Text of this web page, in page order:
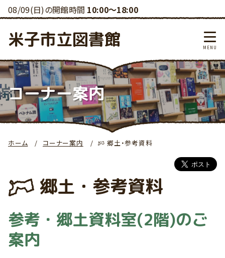
08/09(日)の開館時間 10:00～18:00
米子市立図書館
コーナー案内
ホーム コーナー案内 郷土・参考資料
郷土・参考資料
参考・郷土資料室(2階)のご
案内